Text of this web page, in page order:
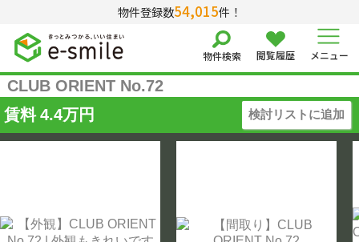
物件登録数54,015件！
物件検索 閲覧履歴 メニュー
CLUB ORIENT No.72
賃料 4.4万円 検討リストに追加